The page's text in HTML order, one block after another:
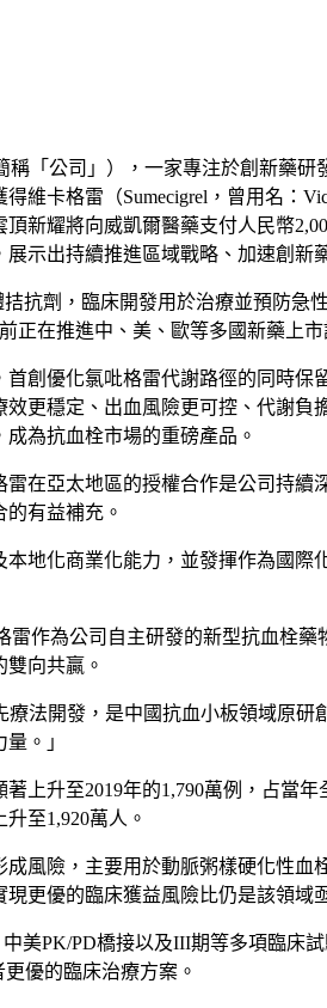
稱 「 公司 」 ），一家專注於創新藥研
維卡格雷（Sumecigrel，曾用名：
新耀將向威凱爾醫藥支付人民幣
示出持續推進區域戰略、加速創新
抗劑，臨床開發用於治療並預防
正在推進中、美、歐等多國新藥上
首創優化氯吡格雷代謝路徑的同時
效更穩定、出血風險更可控、代謝
為抗血栓市場的重磅產品。
雷在亞太地區的授權合作是公司持
有益補充。
地化商業化能力，並發揮作為國
雷作為公司自主研發的新型抗血栓
向共贏。
法開發，是中國抗血小板領域原
。 」
上升至2019年的1,790萬例，占當
至1,920萬人。
風險，主要用於動脈粥樣硬化性
更優的臨床獲益風險比仍是該領域
美PK/PD橋接以及III期等多項臨床
優的臨床治療方案。